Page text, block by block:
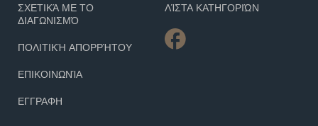
ΣΧΕΤΙΚΆ ΜΕ ΤΟ
ΔΙΑΓΩΝΙΣΜΌ
ΠΟΛΙΤΙΚΉ ΑΠΟΡΡΉΤΟΥ
ΕΠΙΚΟΙΝΩΝΊΑ
ΕΓΓΡΑΦΗ
ΛΊΣΤΑ ΚΑΤΗΓΟΡΙΏΝ